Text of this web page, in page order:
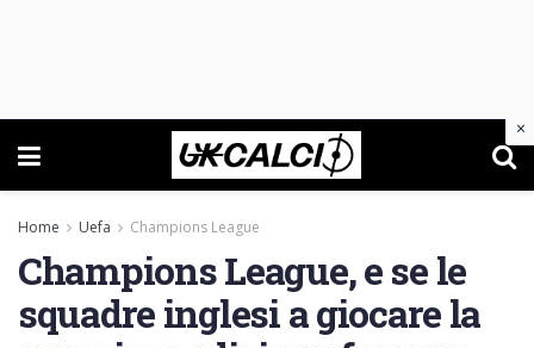
Home Uefa Champions League
Champions League, e se le
squadre inglesi a giocare la
×